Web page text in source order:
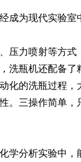
1000清洗机
为现代实验室
力喷射等方式
瓶机还配备
的洗瓶过程，
三操作简单
分析实验中，